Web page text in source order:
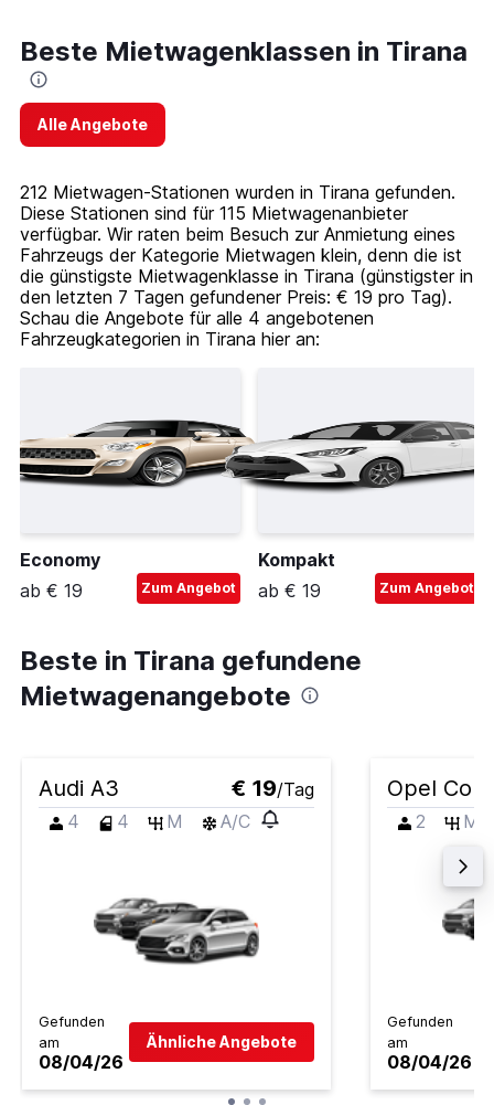
Beste Mietwagenklassen in Tirana
Alle Angebote
212 Mietwagen-Stationen wurden in Tirana gefunden.
Diese Stationen sind für 115 Mietwagenanbieter
verfügbar. Wir raten beim Besuch zur Anmietung eines
Fahrzeugs der Kategorie Mietwagen klein, denn die ist
die günstigste Mietwagenklasse in Tirana (günstigster in
den letzten 7 Tagen gefundener Preis: € 19 pro Tag).
Schau die Angebote für alle 4 angebotenen
Fahrzeugkategorien in Tirana hier an:
Economy
ab € 19
Zum Angebot
Kompakt
ab € 19
Zum Angebot
Beste in Tirana gefundene
Mietwagenangebote
Audi A3 € 19/Tag
4
4 M A/C
Gefunden
am
08/04/26
Ähnliche Angebote
Opel
2 M
Gefunden
am
08/04/26